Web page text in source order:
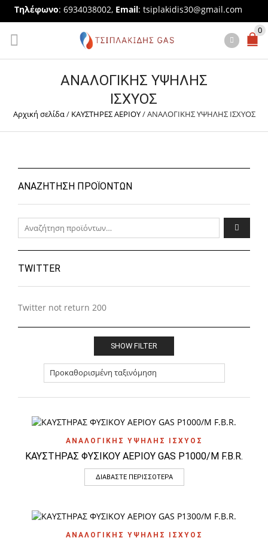
Τηλέφωνο: 6934038002, Email: tsiplakidis30@gmail.com
0
ΑΝΑΛΟΓΙΚΗΣ ΥΨΗΛΗΣ
ΙΣΧΥΟΣ
Αρχική σελίδα/ ΚΑΥΣΤΗΡΕΣ ΑΕΡΙΟΥ/ΑΝΑΛΟΓΙΚΗΣ ΥΨΗΛΗΣ ΙΣΧΥΟΣ
SHOW FILTER
ΑΝΑΛΟΓΙΚΗΣ ΥΨΗΛΗΣ ΙΣΧΥΟΣ
ΚΑΥΣΤΗΡΑΣ ΦΥΣΙΚΟΥ ΑΕΡΙΟΥ GAS P1000/M F.B.R.
ΔΙΑΒΆΣΤΕ ΠΕΡΙΣΣΌΤΕΡΑ
ΑΝΑΛΟΓΙΚΗΣ ΥΨΗΛΗΣ ΙΣΧΥΟΣ
ΑΝΑΖΗΤΗΣΗ ΠΡΟΪΟΝΤΩΝ
Αναζήτηση για:
TWITTER
Twitter not return 200